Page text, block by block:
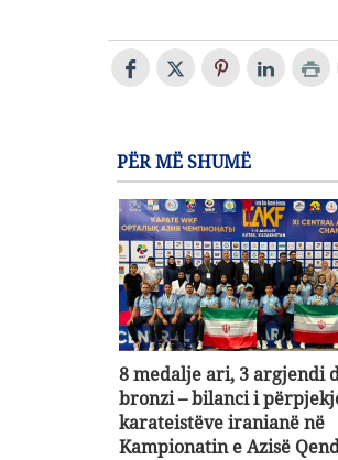
PËR MË SHUMË
8 medalje ari, 3 argjendi
bronzi – bilanci i
karateistëve iranianë në
Kampionatin e Azisë